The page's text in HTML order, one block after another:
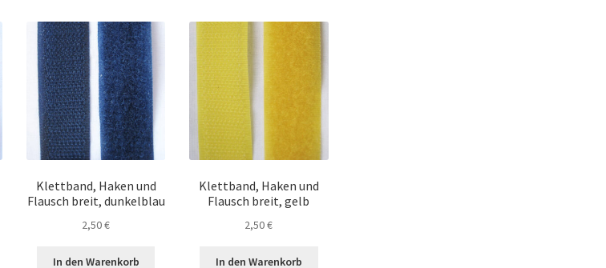
Klettband, Haken und
Flausch breit, dunkelblau
2,50€
In den Warenkorb
Klettband, Haken und
Flausch breit, gelb
2,50€
In den Warenkorb